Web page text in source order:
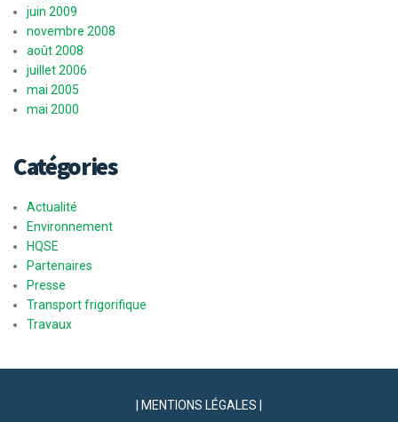
juin 2009
novembre 2008
août 2008
juillet 2006
mai 2005
mai 2000
Catégories
Actualité
Environnement
HQSE
Partenaires
Presse
Transport frigorifique
Travaux
| MENTIONS LÉGALES |